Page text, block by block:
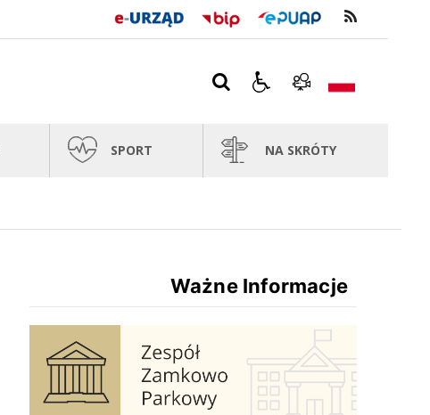
SPORT NA SKRÓTY
Ważne Informacje